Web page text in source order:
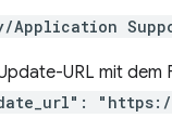
Application
URL mit dem